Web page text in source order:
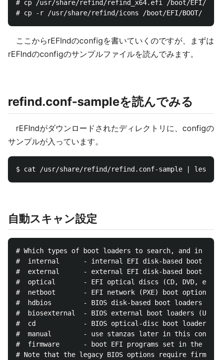
# cp /usr/share/refind/refind_x64.efi /boot/EFI/
ここからrEFIndのconfigを書いていくのですが、まずは
rEFIndのconfigのサンプルファイルを読んでみます。
refind.conf-sampleを読んでみる
rEFIndがダウンロードされたディレクトリに、configの
サンプルが入っています。
自動スキャン設定
# Which types of boot loaders to search, and in
#  internal      - internal EFI disk-based boot
#  external      - external EFI disk-based boot
#  optical       - EFI optical discs (CD, DVD, etc.)
#  netboot       - EFI network (PXE) boot options
#  hdbios        - BIOS disk-based boot loaders
#  biosexternal  - BIOS external boot loaders (USB,
#  cd            - BIOS optical-disc boot loaders
#  manual        - use stanzas later in this
#  firmware      - boot EFI programs set in the
# Note that the legacy BIOS options require